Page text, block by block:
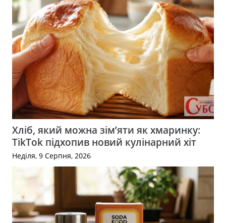
Хліб, який можна зім’яти як хмаринку:
TikTok підхопив новий кулінарний хіт
Неділя, 9 Серпня, 2026